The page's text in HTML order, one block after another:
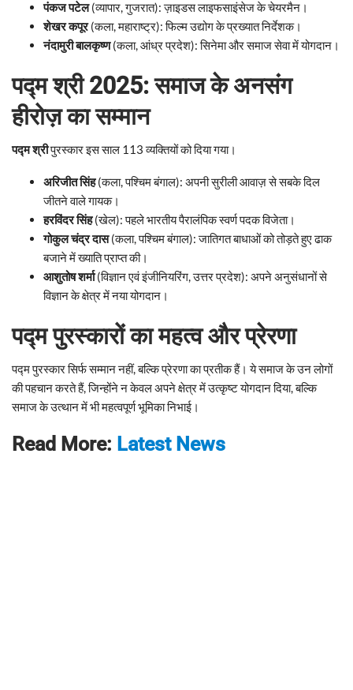
पंकज पटेल(व्यापार, गुजरात): ज़ाइडस लाइफसाइंसेज के चेयरमैन।
शेखर कपूर(कला, महाराष्ट्र): फिल्म उद्योग के प्रख्यात निर्देशक।
नंदामुरी बालकृष्ण(कला, आंध्र प्रदेश): सिनेमा और समाज सेवा में योगदान।
पद्म श्री 2025: समाज के अनसंग
हीरोज़ का सम्मान
पद्म श्रीपुरस्कार इस साल 113 व्यक्तियों को दिया गया।
अरिजीत सिंह(कला, पश्चिम बंगाल): अपनी सुरीली आवाज़ से सबके दिल
जीतने वाले गायक।
हरविंदर सिंह(खेल): पहले भारतीय पैरालंपिक स्वर्ण पदक विजेता।
गोकुल चंद्र दास(कला, पश्चिम बंगाल): जातिगत बाधाओं को तोड़ते हुए ढाक
बजाने में ख्याति प्राप्त की।
आशुतोष शर्मा(विज्ञान एवं इंजीनियरिंग, उत्तर प्रदेश): अपने अनुसंधानों से
विज्ञान के क्षेत्र में नया योगदान।
पद्म पुरस्कारों का महत्व और प्रेरणा
पद्म पुरस्कार सिर्फ सम्मान नहीं, बल्कि प्रेरणा का प्रतीक हैं। ये समाज के उन लोगों
की पहचान करते हैं, जिन्होंने न केवल अपने क्षेत्र में उत्कृष्ट योगदान दिया, बल्कि
समाज के उत्थान में भी महत्वपूर्ण भूमिका निभाई।
Read More: Latest News